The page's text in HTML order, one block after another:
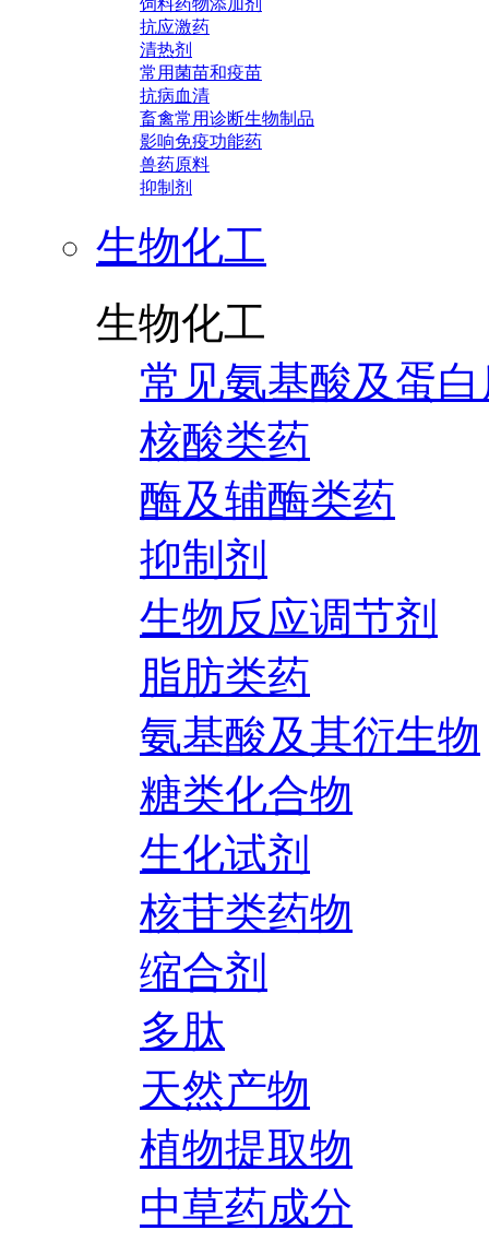
饲料药物添加剂
抗应激药
清热剂
常用菌苗和疫苗
抗病血清
畜禽常用诊断生物制品
影响免疫功能药
兽药原料
抑制剂
生物化工
生物化工
常见氨基酸及蛋
核酸类药
酶及辅酶类药
抑制剂
生物反应调节剂
脂肪类药
氨基酸及其衍生物
糖类化合物
生化试剂
核苷类药物
缩合剂
多肽
天然产物
植物提取物
中草药成分